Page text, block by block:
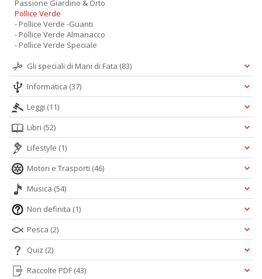
Passione Giardino & Orto
Pollice Verde
- Pollice Verde -Guanti
- Pollice Verde Almanacco
- Pollice Verde Speciale
Gli speciali di Mani di Fata (83)
Informatica (37)
Leggi (11)
Libri (52)
Lifestyle (1)
Motori e Trasporti (46)
Musica (54)
Non definita (1)
Pesca (2)
Quiz (2)
Raccolte PDF (43)